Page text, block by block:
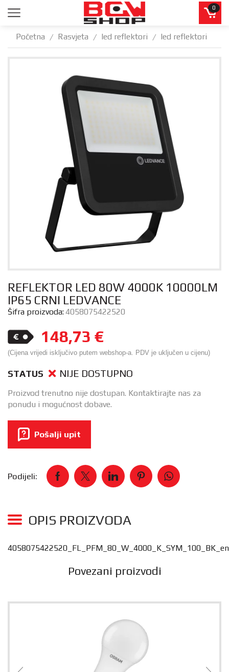
0
Početna / Rasvjeta / led reflektori / led reflektori
REFLEKTOR LED 80W 4000K 10000LM
IP65 CRNI LEDVANCE
Šifra proizvoda:4058075422520
148,73 €
(Cijena vrijedi isključivo putem webshop-a. PDV je uključen u cijenu)
STATUS NIJE DOSTUPNO
Proizvod trenutno nije dostupan. Kontaktirajte nas za
ponudu i mogućnost dobave.
Pošalji upit
Podijeli:
OPIS PROIZVODA
4058075422520_FL_PFM_80_W_4000_K_SYM_100_BK_en
Povezani proizvodi